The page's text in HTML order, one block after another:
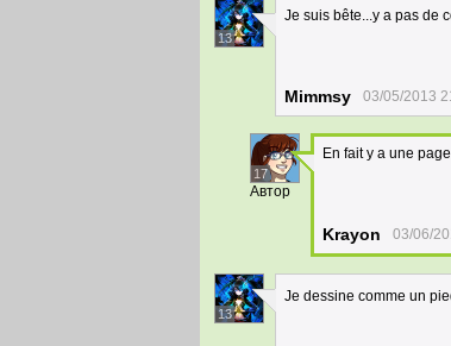
13
Je suis bête...y a pas de
Mimmsy 03/05/2013
17
Автор
En fait y a une
Krayon 03/06/
13
Je dessine comme un